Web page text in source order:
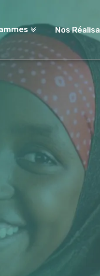
Nos